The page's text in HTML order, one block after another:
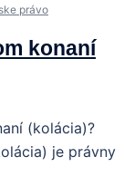
právo
konaní
(kolácia)?
je právny